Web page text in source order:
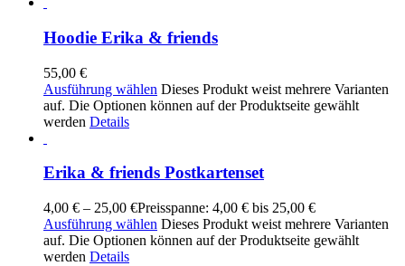
Hoodie Erika & friends
55,00 €
Ausführung wählen Dieses Produkt weist mehrere Varianten
auf. Die Optionen können auf der Produktseite gewählt
werden Details
Erika & friends Postkartenset
4,00 € – 25,00 €Preisspanne: 4,00 € bis 25,00 €
Ausführung wählen Dieses Produkt weist mehrere Varianten
auf. Die Optionen können auf der Produktseite gewählt
werden Details